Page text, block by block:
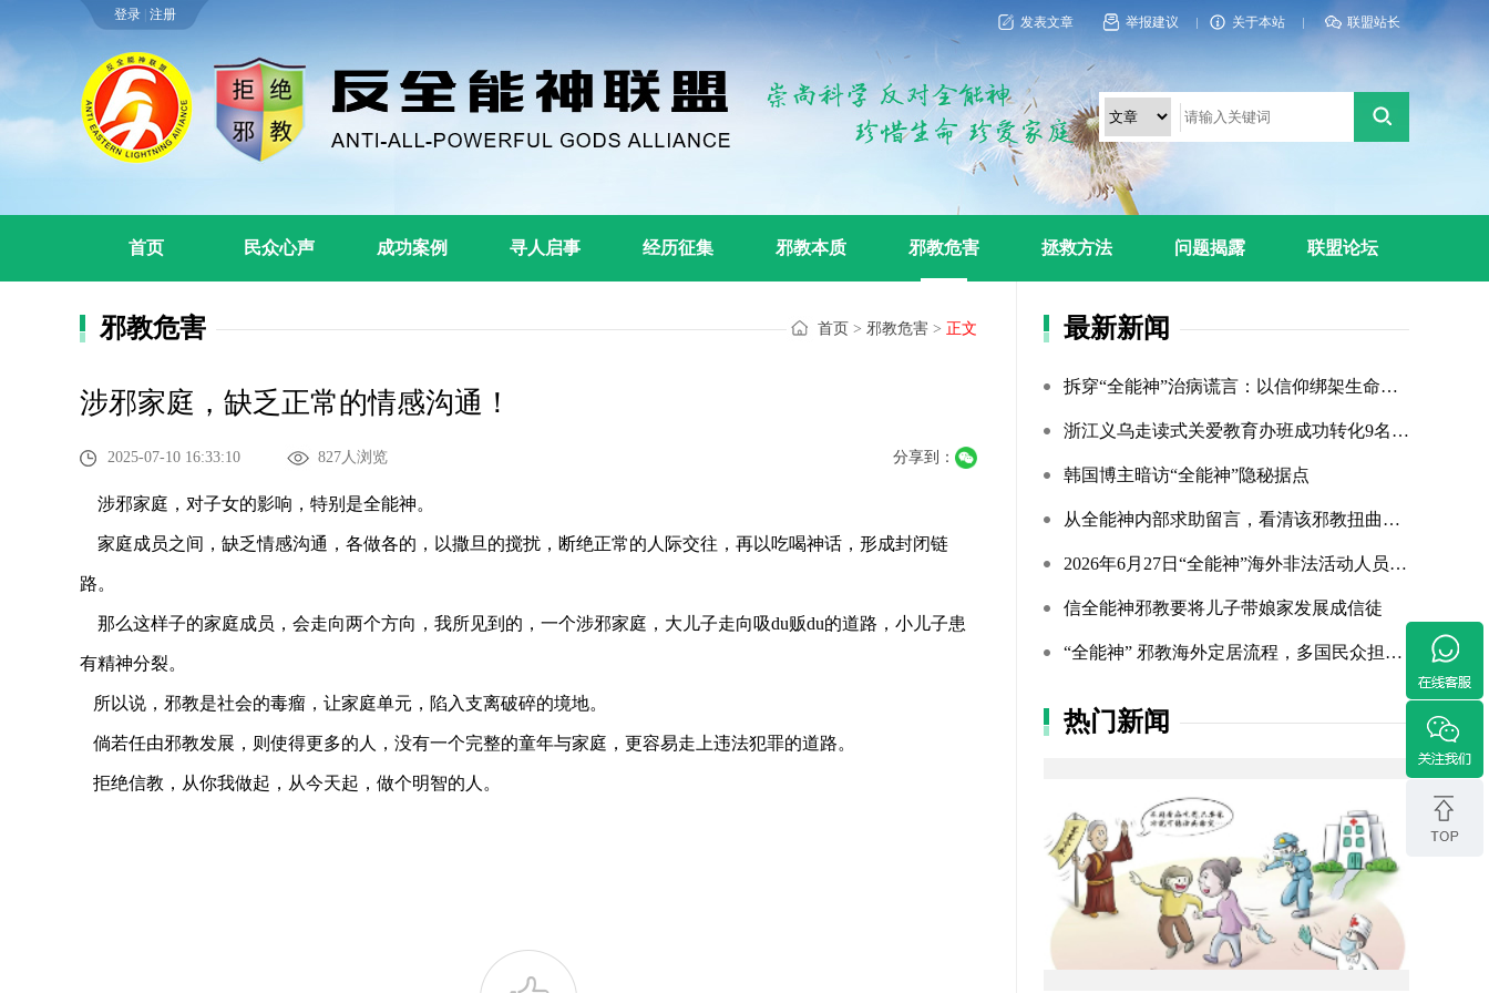
登录| 注册 发表文章 举报建议 关于本站 联盟站长
首页 民众心声 成功案例 寻人启事 经历征集 邪教本质 邪教危害 拯救方法 问题揭露 联盟论坛
首页 > 邪教危害 > 正文
邪教危害
涉邪家庭，缺乏正常的情感沟通！
2025-07-10 16:33:10 827人浏览 分享到：
涉邪家庭，对子女的影响，特别是全能神。
家庭成员之间，缺乏情感沟通，各做各的，以撒旦的搅扰，断绝正常的人际交往，再以吃喝神话，形成封闭链
路。
那么这样子的家庭成员，会走向两个方向，我所见到的，一个涉邪家庭，大儿子走向吸du贩du的道路，小儿子患
有精神分裂。
所以说，邪教是社会的毒瘤，让家庭单元，陷入支离破碎的境地。
倘若任由邪教发展，则使得更多的人，没有一个完整的童年与家庭，更容易走上违法犯罪的道路。
拒绝信教，从你我做起，从今天起，做个明智的人。
最新新闻
拆穿“全能神”治病谎言：以信仰绑架生命，以洗脑延误治疗
浙江义乌走读式关爱教育办班成功转化9名“全能神”“全范围?...
韩国博主暗访“全能神”隐秘据点
从全能神内部求助留言，看清该邪教扭曲的相处环境与常态化的...
2026年6月27日“全能神”海外非法活动人员照片曝光（连载109...
信全能神邪教要将儿子带娘家发展成信徒
“全能神” 邪教海外定居流程，多国民众担忧难民法遭滥用
热门新闻